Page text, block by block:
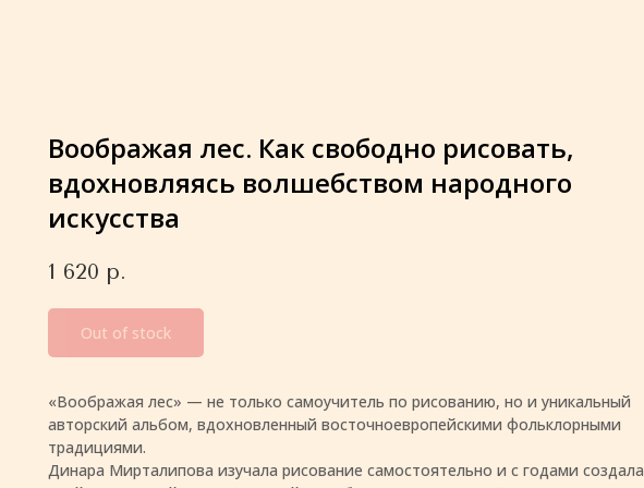
Воображая лес. Как свободно рисовать,
вдохновляясь волшебством народного
искусства
1 620 р.
Out of stock
«Воображая лес» — не только самоучитель по рисованию, но и уникальный
авторский альбом, вдохновленный восточноевропейскими фольклорными
традициями.
Динара Мирталипова изучала рисование самостоятельно и с годами создала